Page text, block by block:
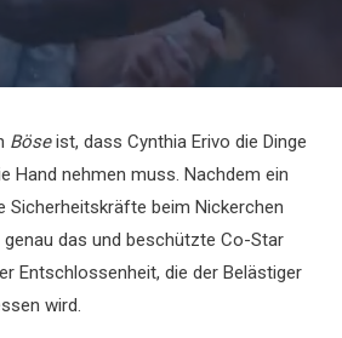
Böseist, dass Cynthia Erivo die Dinge
Hand nehmen muss. Nachdem ein
Sicherheitskräfte beim Nickerchen
das und beschützte Co-Star
Entschlossenheit, die der Belästiger
wird.